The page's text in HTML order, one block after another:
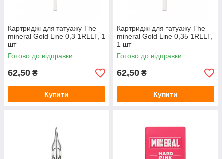
Картриджі для татуажу The
mineral Gold Line 0,3 1RLLT, 1
шт
Готово до відправки
62,50 ₴
Купити
Картриджі для татуажу The
mineral Gold Line 0,35 1RLLT,
1 шт
Готово до відправки
62,50 ₴
Купити